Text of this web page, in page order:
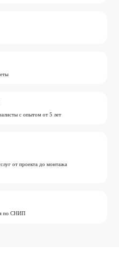
с опытом от 5 лет
от проекта до монтажа
по СНИП